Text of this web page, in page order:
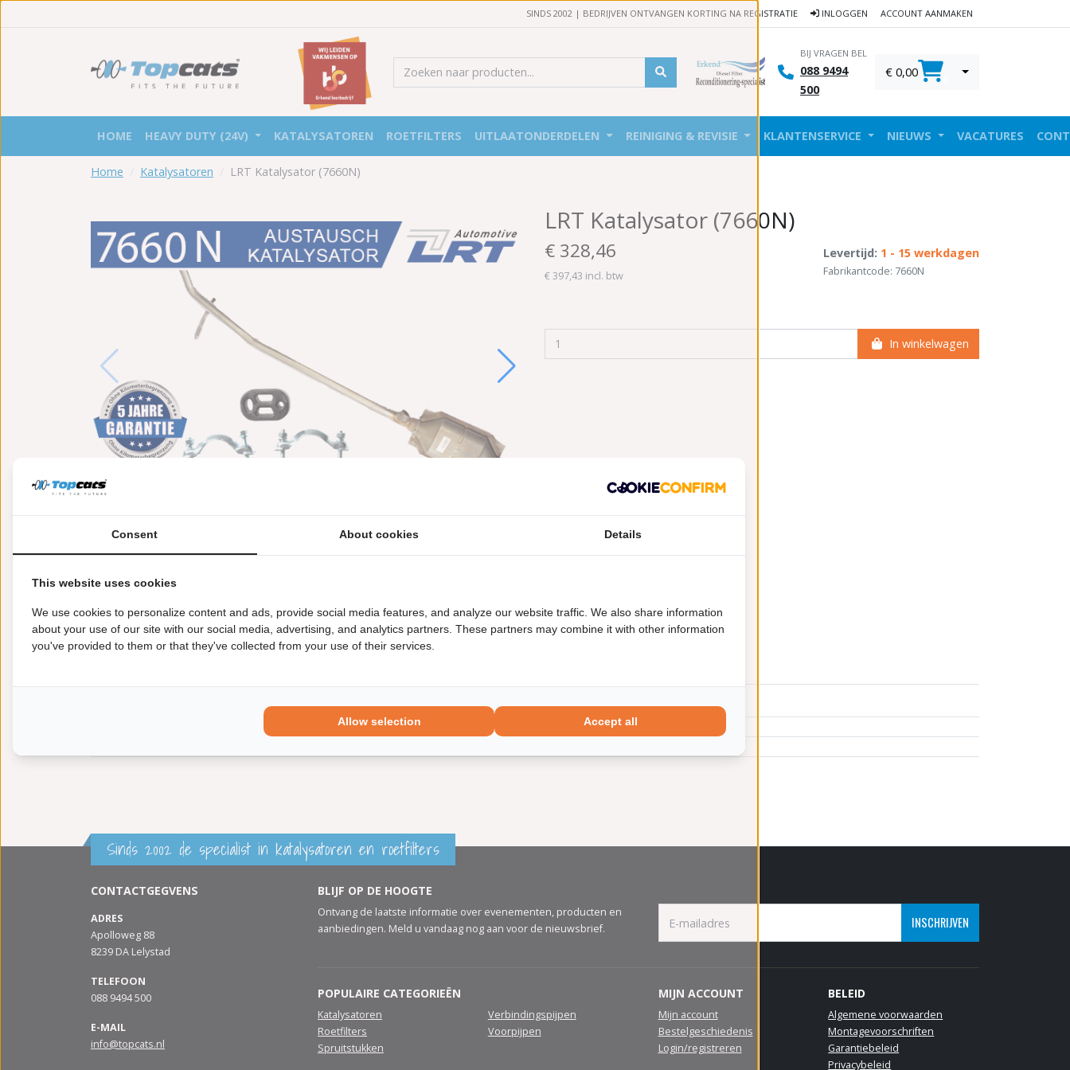
SINDS 2002 | BEDRIJVEN ONTVANGEN KORTING NA REGISTRATIE INLOGGEN ACCOUNT AANMAKEN
BIJ VRAGEN BEL
088 9494
500
€ 0,00
HOME HEAVY DUTY (24V) KATALYSATOREN ROETFILTERS UITLAATONDERDELEN REINIGING & REVISIE KLANTENSERVICE NIEUWS VACATURES
Home Katalysatoren LRT Katalysator (7660N)
LRT Katalysator (7660N)
€ 328,46
€ 397,43 incl. btw
Levertijd: 1 - 15 werkdagen
Fabrikantcode: 7660N
In winkelwagen
voor voertuigen met OBD
Aanvullende artikelen / Aanvullende info 2:met montagemateriaal
Sinds 2002 de specialist in katalysatoren en roetfilters
CONTACTGEGVENS
ADRES
Apolloweg 88
8239 DA Lelystad
TELEFOON
088 9494 500
E-MAIL
info@topcats.nl
BLIJF OP DE HOOGTE
Ontvang de laatste informatie over evenementen, producten en
aanbiedingen. Meld u vandaag nog aan voor de nieuwsbrief.
INSCHRIJVEN
POPULAIRE CATEGORIEËN
Katalysatoren
Roetfilters
Spruitstukken
Verbindingspijpen
Voorpijpen
MIJN ACCOUNT
Mijn account
Bestelgeschiedenis
Login/registreren
BELEID
Algemene voorwaarden
Montagevoorschriften
Garantiebeleid
Privacybeleid
Consent About cookies Details
This website uses cookies
We use cookies to personalize content and ads, provide social media features, and analyze our website traffic. We also share information
about your use of our site with our social media, advertising, and analytics partners. These partners may combine it with other information
you've provided to them or that they've collected from your use of their services.
Allow selection Accept all